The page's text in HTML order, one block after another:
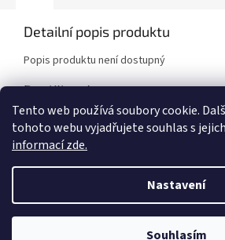
Tento web používá soubory cookie.
tohoto webu vyjadřujete souhlas s
informací zde.
Nastavení
Souhlasím
Detailní popis produktu
Popis produktu není dostupný
Doplňkové parametry
Kategorie:
Brzdové kotouče
Značka vozidla:
Mazda
Vytvořil Shoptet